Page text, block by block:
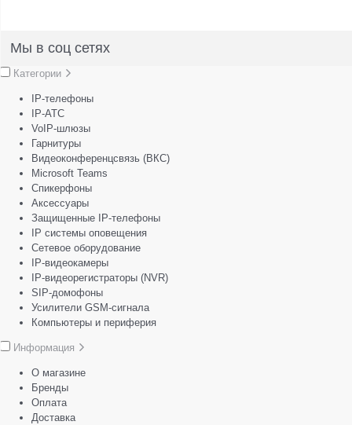
Мы в соц сетях
Категории
IP-телефоны
IP-АТС
VoIP-шлюзы
Гарнитуры
Видеоконференцсвязь (ВКС)
Microsoft Teams
Спикерфоны
Аксессуары
Защищенные IP-телефоны
IP системы оповещения
Сетевое оборудование
IP-видеокамеры
IP-видеорегистраторы (NVR)
SIP-домофоны
Усилители GSM-сигнала
Компьютеры и периферия
Информация
О магазине
Бренды
Оплата
Доставка